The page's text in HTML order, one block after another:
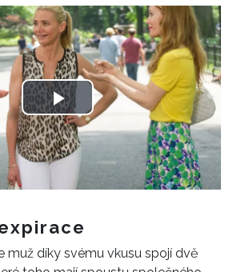
Play
Video
muž díky svému vkusu spojí dvě